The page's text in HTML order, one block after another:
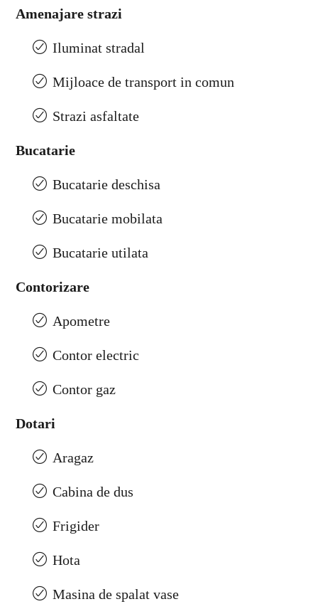
Amenajare strazi
Iluminat stradal
Mijloace de transport in comun
Strazi asfaltate
Bucatarie
Bucatarie deschisa
Bucatarie mobilata
Bucatarie utilata
Contorizare
Apometre
Contor electric
Contor gaz
Dotari
Aragaz
Cabina de dus
Frigider
Hota
Masina de spalat vase